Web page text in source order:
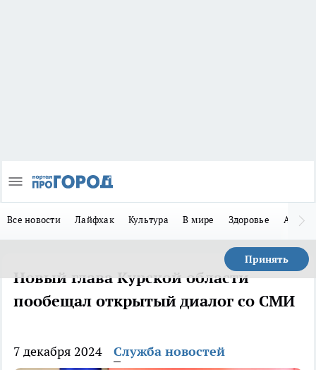
Все новости Лайфхак Культура В мире Здоровье Авто
Принять
Новый глава Курской области
пообещал открытый диалог со СМИ
7 декабря 2024 Служба новостей